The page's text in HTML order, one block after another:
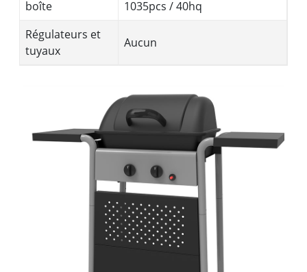
boîte
1035pcs / 40hq
Régulateurs et
tuyaux
Aucun